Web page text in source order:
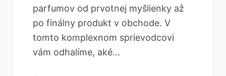
parfumov od prvotnej myšlienky až
po finálny produkt v obchode. V
tomto komplexnom sprievodcovi
vám odhalíme, aké...